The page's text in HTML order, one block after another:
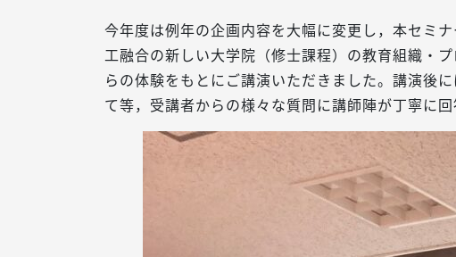
今年度は例年の企画内容を大幅に変更し，本セミ
工融合の新しい大学院（修士課程）の教育組織・
らの体験をもとにご講演いただきました。講演後
て等，受講者からの様々な質問に講師陣が丁寧に回